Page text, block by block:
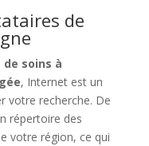
de
soins à
, Internet est un
votre recherche. De
répertoire des
votre région, ce qui